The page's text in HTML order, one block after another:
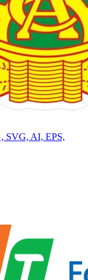
SVG, AI, EPS,